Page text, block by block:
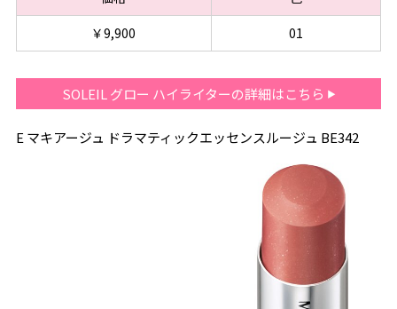
￥9,900
01
SOLEIL グロー ハイライターの詳細はこちら
E マキアージュ ドラマティックエッセンスルージュ BE342